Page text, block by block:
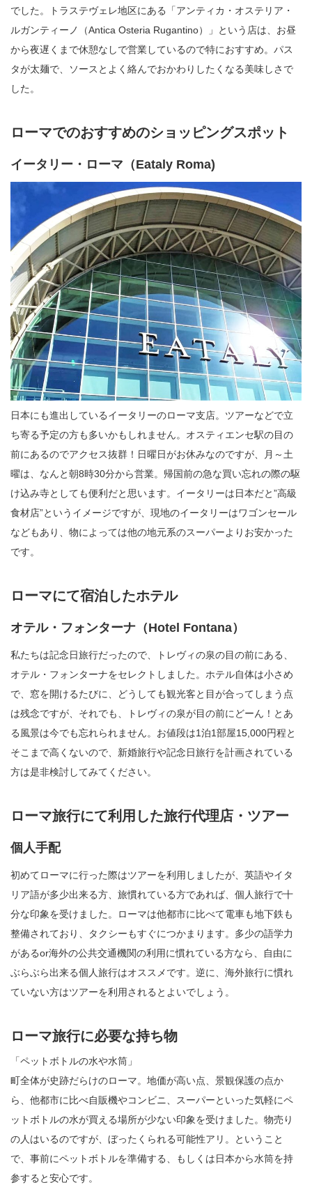
でした。トラステヴェレ地区にある「アンティカ・オステリア・
ルガンティーノ（Antica Osteria Rugantino）」という店は、お昼
から夜遅くまで休憩なしで営業しているので特におすすめ。パス
タが太麺で、ソースとよく絡んでおかわりしたくなる美味しさで
した。
ローマでのおすすめのショッピングスポット
イータリー・ローマ（Eataly Roma)
日本にも進出しているイータリーのローマ支店。ツアーなどで立
ち寄る予定の方も多いかもしれません。オスティエンセ駅の目の
前にあるのでアクセス抜群！日曜日がお休みなのですが、月～土
曜は、なんと朝8時30分から営業。帰国前の急な買い忘れの際の駆
け込み寺としても便利だと思います。イータリーは日本だと”高級
食材店”というイメージですが、現地のイータリーはワゴンセール
などもあり、物によっては他の地元系のスーパーよりお安かった
です。
ローマにて宿泊したホテル
オテル・フォンターナ（Hotel Fontana）
私たちは記念日旅行だったので、トレヴィの泉の目の前にある、
オテル・フォンターナをセレクトしました。ホテル自体は小さめ
で、窓を開けるたびに、どうしても観光客と目が合ってしまう点
は残念ですが、それでも、トレヴィの泉が目の前にどーん！とあ
る風景は今でも忘れられません。お値段は1泊1部屋15,000円程と
そこまで高くないので、新婚旅行や記念日旅行を計画されている
方は是非検討してみてください。
ローマ旅行にて利用した旅行代理店・ツアー
個人手配
初めてローマに行った際はツアーを利用しましたが、英語やイタ
リア語が多少出来る方、旅慣れている方であれば、個人旅行で十
分な印象を受けました。ローマは他都市に比べて電車も地下鉄も
整備されており、タクシーもすぐにつかまります。多少の語学力
があるor海外の公共交通機関の利用に慣れている方なら、自由に
ぶらぶら出来る個人旅行はオススメです。逆に、海外旅行に慣れ
ていない方はツアーを利用されるとよいでしょう。
ローマ旅行に必要な持ち物
「ペットボトルの水や水筒」
町全体が史跡だらけのローマ。地価が高い点、景観保護の点か
ら、他都市に比べ自販機やコンビニ、スーパーといった気軽にペ
ットボトルの水が買える場所が少ない印象を受けました。物売り
の人はいるのですが、ぼったくられる可能性アリ。ということ
で、事前にペットボトルを準備する、もしくは日本から水筒を持
参すると安心です。